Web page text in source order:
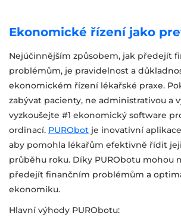
Ekonomické řízení jako
Nejúčinnějším způsobem, jak předejít
problémům, je pravidelnost a
ekonomickém řízení lékařské praxe.
zabývat pacienty, ne administrativou a
vyzkoušejte #1 ekonomický software
ordinací. PURObot je inovativní
aby pomohla lékařům efektivně řídit
průběhu roku. Díky PURObotu mohou
předejít finančním problémům a
ekonomiku.
Hlavní výhody PURObotu: